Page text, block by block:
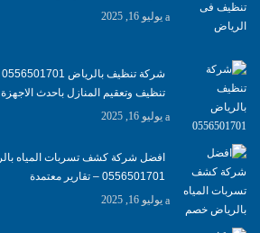
يوليو 16, 2025
تنظيف وتعقيم المنازل باحدث الاجهزة
يوليو 16, 2025
0556501701‬‏ – تقارير معتمدة
يوليو 16, 2025